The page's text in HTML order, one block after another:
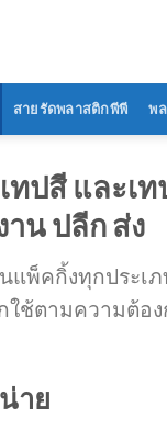
สายรัดพลาสติกพีพี พ
ทปสี และ
น ปลีก ส่ง
พ็คกิ้งทุกประ
ใช้ตามความต้
าย